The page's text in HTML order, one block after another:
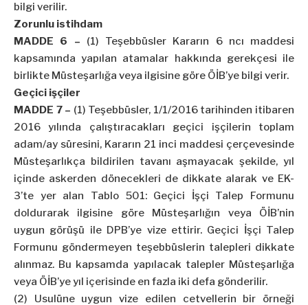
bilgi verilir.
Zorunlu istihdam
MADDE 6 – (1) Teşebbüsler Kararın 6 ncı maddesi
kapsamında yapılan atamalar hakkında gerekçesi ile
birlikte Müsteşarlığa veya ilgisine göre ÖİB’ye bilgi verir.
Geçici işçiler
MADDE 7 – (1) Teşebbüsler, 1/1/2016 tarihinden itibaren
2016 yılında çalıştıracakları geçici işçilerin toplam
adam/ay süresini, Kararın 21 inci maddesi çerçevesinde
Müsteşarlıkça bildirilen tavanı aşmayacak şekilde, yıl
içinde askerden dönecekleri de dikkate alarak ve EK-
3’te yer alan Tablo 501: Geçici İşçi Talep Formunu
doldurarak ilgisine göre Müsteşarlığın veya ÖİB’nin
uygun görüşü ile DPB’ye vize ettirir. Geçici İşçi Talep
Formunu göndermeyen teşebbüslerin talepleri dikkate
alınmaz. Bu kapsamda yapılacak talepler Müsteşarlığa
veya ÖİB’ye yıl içerisinde en fazla iki defa gönderilir.
(2) Usulüne uygun vize edilen cetvellerin bir örneği